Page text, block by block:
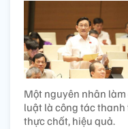
Một nguyên nhân
luật là công tác
thực chất, hiệu quả.